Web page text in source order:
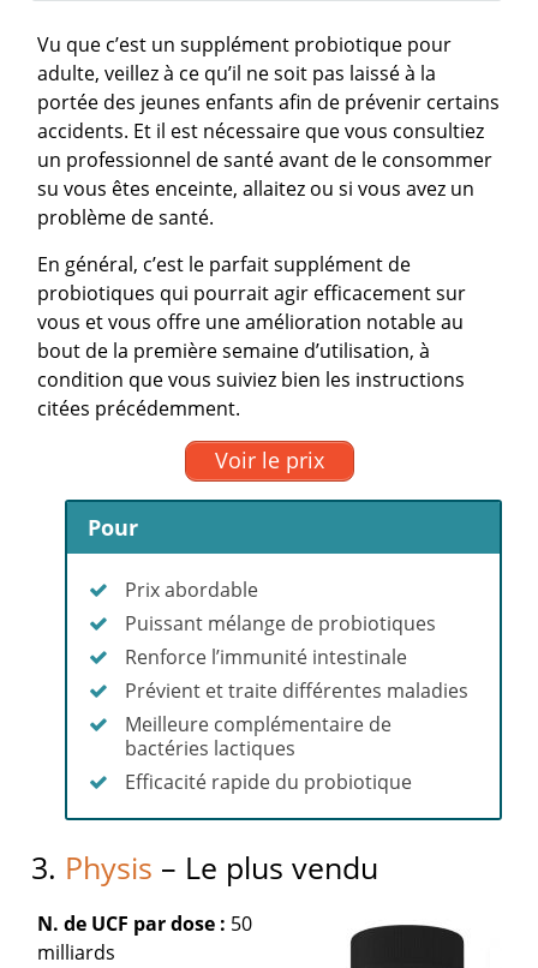
Vu que c’est un supplément probiotique pour
adulte, veillez à ce qu’il ne soit pas laissé à la
portée des jeunes enfants afin de prévenir certains
accidents. Et il est nécessaire que vous consultiez
un professionnel de santé avant de le consommer
su vous êtes enceinte, allaitez ou si vous avez un
problème de santé.
En général, c’est le parfait supplément de
probiotiques qui pourrait agir efficacement sur
vous et vous offre une amélioration notable au
bout de la première semaine d’utilisation, à
condition que vous suiviez bien les instructions
citées précédemment.
Voir le prix
Pour
Prix abordable
Puissant mélange de probiotiques
Renforce l’immunité intestinale
Prévient et traite différentes maladies
Meilleure complémentaire de
bactéries lactiques
Efficacité rapide du probiotique
3. Physis – Le plus vendu
N. de UCF par dose : 50
milliards